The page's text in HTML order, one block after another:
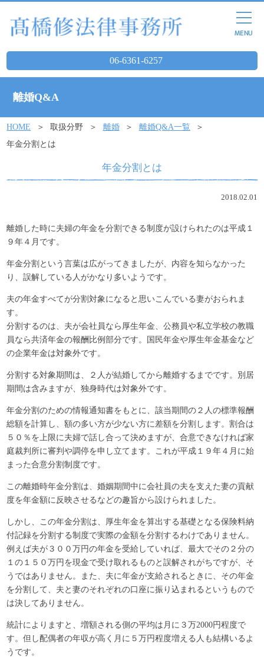
06-6361-6257
離婚Q&A
HOME 取扱分野 離婚
離婚Q&A一覧
年金分割とは
年金分割とは
2018.02.01
離婚した時に夫婦の年金を分割できる制度が設けられたのは平成１
９年４月です。
年金分割という言葉は広がってきましたが、内容を知らなかった
り、誤解している人がかなり多いようです。
夫の年金すべてが分割対象になると思いこんでいる妻がおられま
す。
分割するのは、夫が会社員なら厚生年金、公務員や私立学校の教職
員なら共済年金の報酬比例部分です。国民年金や厚生年金基金など
の企業年金は対象外です。
分割する対象期間は、２人が結婚してから離婚するまでです。別居
期間は含みますが、独身時代は対象外です。
年金分割のための情報通知書をもとに、該当期間の２人の標準報酬
総額を計算し、額の多い方が少ない方に差額を分割します。割合は
５０％を上限に夫婦で話し合って決めますが、合意できなければ家
庭裁判所に審判や調停を申し立てます。これが平成１９年４月に始
まった合意分割制度です。
この離婚時年金分割は、婚姻期間中に会社員の夫を支えた妻の貢献
度を年金額に反映させるなどの趣旨から設けられました。
しかし、この年金分割は、厚生年金を算出する基礎となる保険料納
付記録を分割する制度で実際の金額を分割するわけでありません。
例えば夫が３００万円の年金を受給していれば、最大でその２分の
１の１５０万円を現金で受け取れるものと誤解されがちですが、そ
うではありません。また、夫に年金が支給されるときに、その年金
を分割して、夫と妻のそれぞれの口座に振り込まれるというもので
は決してありません。
統計によりますと、増額される側の平均は月に３万2000円程度で
す。但し配偶者の年収が高く月に５万円程度増える人も結構いるよ
うです。